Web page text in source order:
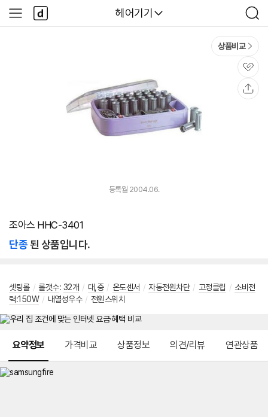
다나와
헤어기기
검
색
사
이
다
나
와
상품비교
관
심
등록월 2004.06.
조아스 HHC-3401
단종된 상품입니다.
셋팅롤 / 롤갯수: 32개 / 대,중 / 온도센서 / 자동전원차단 / 고정클립 / 소비전
력:150W / 내열성우수 / 전원스위치
요약정보 가격비교 상품정보 의견/리뷰 연관상품